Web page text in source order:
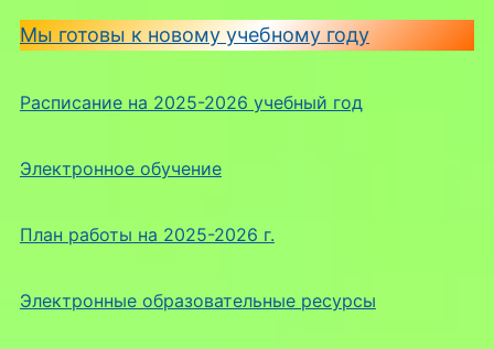
Мы готовы к новому учебному году
Расписание на 2025-2026 учебный год
Электронное обучение
План работы на 2025-2026 г.
Электронные образовательные ресурсы